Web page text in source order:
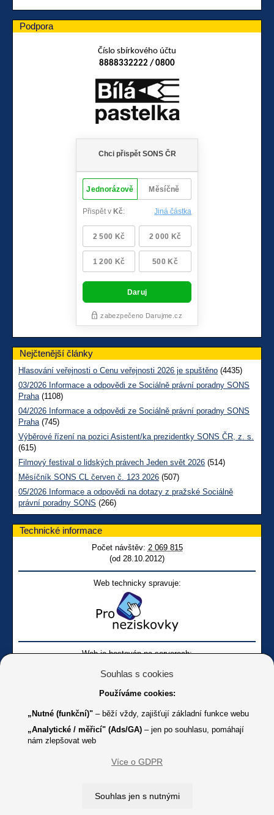
Podpora
Číslo sbírkového účtu
8888332222 / 0800
Nejčtenější články
Hlasování veřejnosti o Cenu veřejnosti 2026 je spuštěno (4435)
03/2026 Informace a odpovědi ze Sociálně právní poradny SONS
Praha(1108)
04/2026 Informace a odpovědi ze Sociálně právní poradny SONS
Praha(745)
Výběrové řízení na pozici Asistent/ka prezidentky SONS ČR, z. s.
(615)
Filmový festival o lidských právech Jeden svět 2026 (514)
Měsíčník SONS CL červen č. 123 2026 (507)
05/2026 Informace a odpovědi na dotazy z pražské Sociálně
právní poradny SONS (266)
Technické informace
Počet návštěv: 2 069 815
(od 28.10.2012)
Web technicky spravuje:
Web je hostován na serverech:
Online
Youtube SONS
K jakémukoliv užití textů a obrázků uvedených na tomto serveru je
Souhlas s cookies
Používáme cookies:
„Nutné (funkční)" – běží vždy, zajišťují základní funkce webu
„Analytické / měřicí" (Ads/GA) – jen po souhlasu, pomáhají
nám zlepšovat web
Více o GDPR
Souhlas jen s nutnými